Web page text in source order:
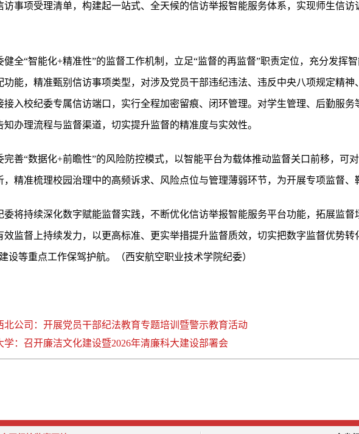
访事项受理清单，构建起一站式、全天候的信访举报智能服务体系，实现师生信访
健全“智能化+精准性”的监督工作机制，立足“监督的再监督”职责定位，充分发挥
功能，精准甄别信访事项类型，对涉及党员干部违纪违法、违反中央八项规定精
接入校纪委专属信访端口，实行全程加密留痕、闭环管理。对学生管理、后勤服
办理流程与监督渠道，切实提升监督的精准度与实效性。
完善“数据化+前瞻性”的风险防控模式，以智能平台为载体推动监督关口前移，可
，精准梳理校园治理中的高频诉求、风险点位与管理薄弱环节，为开展专项监督、
委将持续深化数字赋能监督实践，不断优化信访举报智能服务平台功能，拓展监督
效监督上持续发力，以更高标准、更实举措提升监督质效，切实把数字监督优势转
设等重点工作保驾护航。（西安航空职业技术学院纪委）
北公司：开展党员干部纪法教育专题培训暨警示教育活动
：召开廉洁文化建设暨2026年清廉科大建设部署会